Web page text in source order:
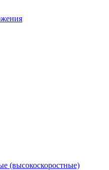
(высокоскоростные)